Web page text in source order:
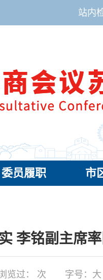
站内
委员履职 市
李铭副主席
览过： 次 字号： 大